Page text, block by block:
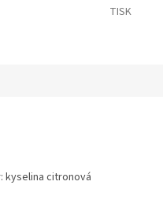
TISK
kyselina citronová